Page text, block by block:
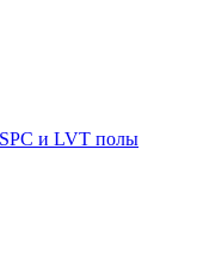
и LVT полы